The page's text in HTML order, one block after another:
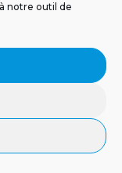
notre outil de
: -2°C